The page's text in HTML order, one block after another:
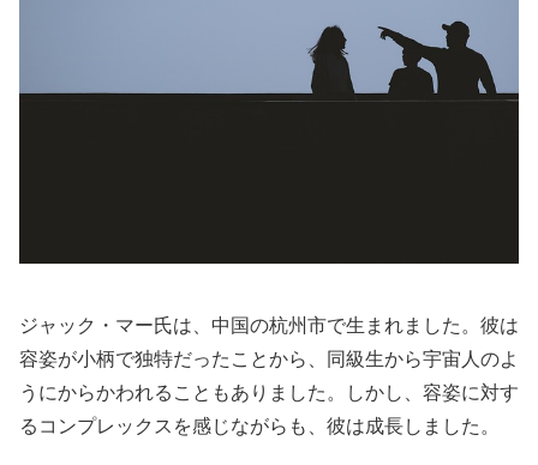
ジャック・マー氏は、中国の杭州市で生まれました。彼は
容姿が小柄で独特だったことから、同級生から宇宙人のよ
うにからかわれることもありました。しかし、容姿に対す
るコンプレックスを感じながらも、彼は成長しました。